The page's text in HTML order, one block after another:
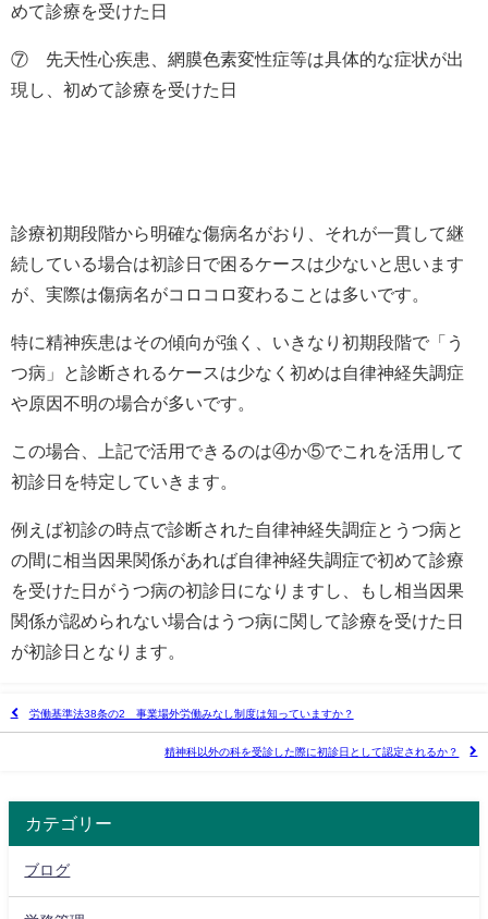
めて診療を受けた日
⑦ 先天性心疾患、網膜色素変性症等は具体的な症状が出
現し、初めて診療を受けた日
診療初期段階から明確な傷病名がおり、それが一貫して継
続している場合は初診日で困るケースは少ないと思います
が、実際は傷病名がコロコロ変わることは多いです。
特に精神疾患はその傾向が強く、いきなり初期段階で「う
つ病」と診断されるケースは少なく初めは自律神経失調症
や原因不明の場合が多いです。
この場合、上記で活用できるのは④か⑤でこれを活用して
初診日を特定していきます。
例えば初診の時点で診断された自律神経失調症とうつ病と
の間に相当因果関係があれば自律神経失調症で初めて診療
を受けた日がうつ病の初診日になりますし、もし相当因果
関係が認められない場合はうつ病に関して診療を受けた日
が初診日となります。
労働基準法38条の2 事業場外労働みなし制度は知っていますか？
精神科以外の科を受診した際に初診日として認定されるか？
カテゴリー
ブログ